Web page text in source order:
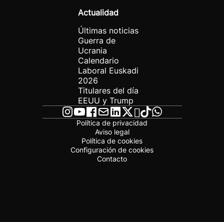
Actualidad
Últimas noticias
Guerra de
Ucrania
Calendario
Laboral Euskadi
2026
Titulares del día
EEUU y Trump
Política de privacidad
Aviso legal
Política de cookies
Configuración de cookies
Contacto